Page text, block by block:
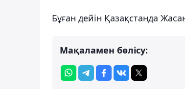
Бұған дейін Қазақстанда
Мақаламен бөлісу: